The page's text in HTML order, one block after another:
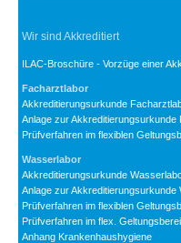
Wir sind Akkreditiert
ILAC-Broschüre - Vorzüge einer
Facharztlabor
Akkreditierungsurkunde
Anlage zur Akkreditierungsurkunde
Prüfverfahren im flexiblen
Wasserlabor
Akkreditierungsurkunde
Anlage zur Akkreditierungsurkunde
Prüfverfahren im flexiblen
Prüfverfahren im flex.
Anhang Krankenhaushygiene